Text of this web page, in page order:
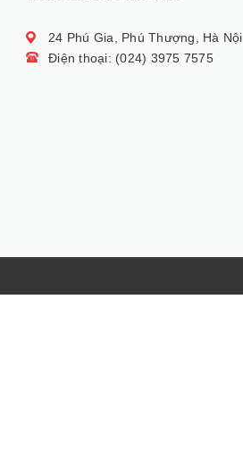
24 Phú Gia, Phú Thượng, Hà Nội
Điện thoại: (024) 3975 7575